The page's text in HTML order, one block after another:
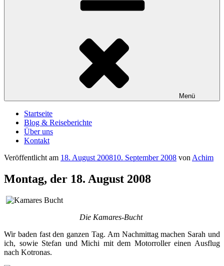
Menü
Startseite
Blog & Reiseberichte
Über uns
Kontakt
Veröffentlicht am 18. August 200810. September 2008 von Achim
Montag, der 18. August 2008
Die Kamares-Bucht
Wir baden fast den ganzen Tag. Am Nachmittag machen Sarah und
ich, sowie Stefan und Michi mit dem Motorroller einen Ausflug
nach Kotronas.